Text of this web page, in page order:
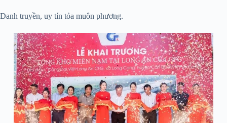
Danh truyền, uy tín tỏa muôn phương.